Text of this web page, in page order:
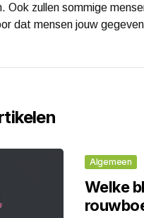
Ook zullen sommige
dat mensen jouw
Algemeen
Welke